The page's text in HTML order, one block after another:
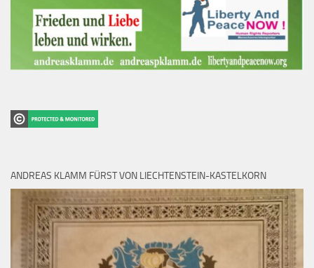
ANDREAS KLAMM FÜRST VON LIECHTENSTEIN-KASTELKORN